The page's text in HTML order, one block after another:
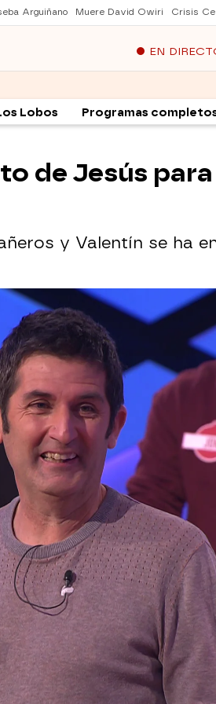
Arguiñano Muere David Owiri Crisis
EN
Lobos Programas
de Jesús para
y Valentín se ha
WhatsappFacebook
X
en el programa de
debido a que ha
se encuentra bien,